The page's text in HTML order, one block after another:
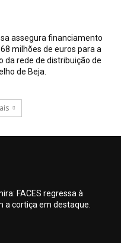
assegura financiamento
milhões de euros para a
da rede de distribuição de
de Beja.
FACES regressa à
a cortiça em destaque.